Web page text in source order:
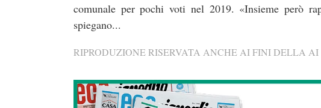
comunale per pochi voti nel 2019. «Insieme però
spiegano...
RIPRODUZIONE RISERVATA ANCHE AI FINI DELLA AI